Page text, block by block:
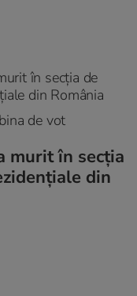
în secția de
din România
de vot
murit în secția
din